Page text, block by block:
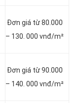
Đơn giá từ 80.000
– 130. 000 vnđ/m²
Đơn giá từ 90.000
– 140. 000 vnđ/m²